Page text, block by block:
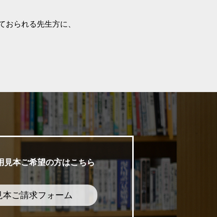
られる先生方に、
見本ご希望の方はこちら
本ご請求フォーム